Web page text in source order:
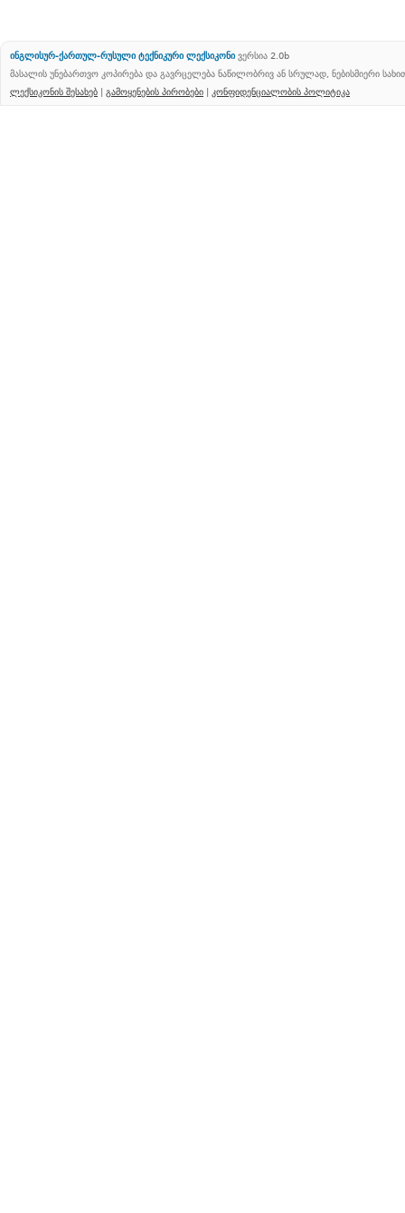
ინგლისურ-ქართულ-რუსული ტექნიკური ლექსიკონი ვერსია 2.0b
მასალის უნებართვო კოპირება და გავრცელება ნაწილობრივ ან სრულად, ნებისმიერი
ლექსიკონის შესახებ | გამოყენების პირობები | კონფიდენციალობის პოლიტიკა